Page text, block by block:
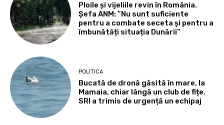
Ploile și vijeliile revin în România.
Șefa ANM: ”Nu sunt suficiente
pentru a combate seceta și pentru a
îmbunătăți situația Dunării”
POLITICA
Bucată de dronă găsită în mare, la
Mamaia, chiar lângă un club de fițe.
SRI a trimis de urgență un echipaj